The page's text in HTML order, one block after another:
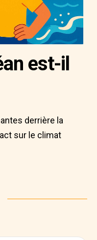
est-il
derrière la
sur le climat